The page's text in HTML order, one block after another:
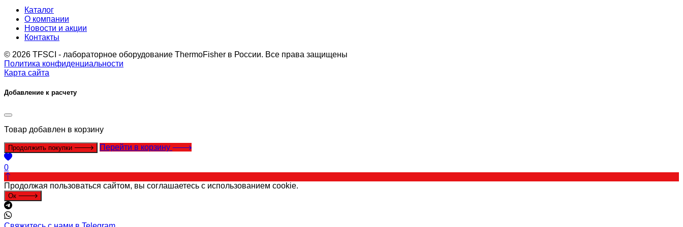
Каталог
О компании
Новости и акции
Контакты
© 2026 TFSCI - лабораторное оборудование ThermoFisher в России. Все права защищены
Политика конфиденциальности
Карта сайта
Добавление к расчету
Товар добавлен в корзину
Продолжить покупки Перейти в корзину
0
Продолжая пользоваться сайтом, вы соглашаетесь с использованием cookie.
Ок